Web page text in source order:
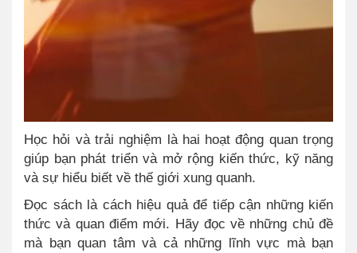
Học hỏi và trải nghiệm là hai hoạt động quan trọng
giúp bạn phát triển và mở rộng kiến thức, kỹ năng
và sự hiểu biết về thế giới xung quanh.
Đọc sách là cách hiệu quả để tiếp cận những kiến
thức và quan điểm mới. Hãy đọc về những chủ đề
mà bạn quan tâm và cả những lĩnh vực mà bạn